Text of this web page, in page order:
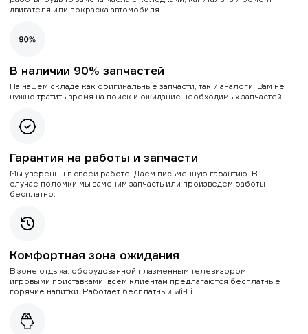
двигателя или покраска автомобиля.
В наличии 90% запчастей
На нашем складе как оригинальные запчасти, так и аналоги. Вам не
нужно тратить время на поиск и ожидание необходимых запчастей.
Гарантия на работы и запчасти
Мы уверенны в своей работе. Даем письменную гарантию. В
случае поломки мы заменим запчасть или произведем работы
бесплатно.
Комфортная зона ожидания
В зоне отдыха, оборудованной плазменным телевизором,
игровыми приставками, всем клиентам предлагаются бесплатные
горячие напитки. Работает бесплатный Wi-Fi.